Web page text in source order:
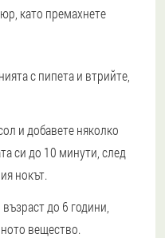
като премахнете
с пипета и втрийте,
и добавете няколко
си до 10 минути, след
нокът.
до 6 години,
вещество.